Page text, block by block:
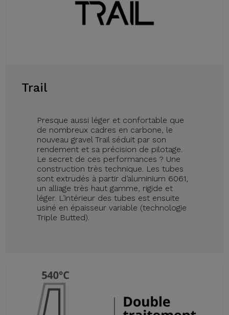
Trail
Presque aussi léger et confortable que
de nombreux cadres en carbone, le
nouveau gravel Trail séduit par son
rendement et sa précision de pilotage.
Le secret de ces performances ? Une
construction très technique. Les tubes
sont extrudés à partir d’aluminium 6061,
un alliage très haut gamme, rigide et
léger. L’intérieur des tubes est ensuite
usiné en épaisseur variable (technologie
Triple Butted).